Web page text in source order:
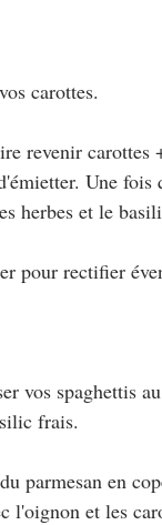
carottes.
revenir
Une
herbes et le
pour rectifier
vos spaghettis
frais.
parmesan en
l'oignon et les